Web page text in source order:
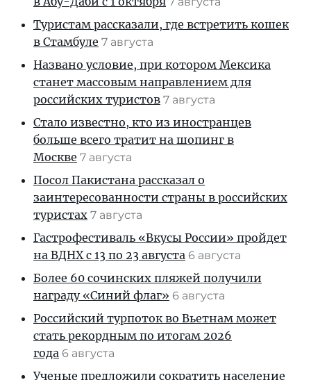
Туристам рассказали, где встретить кошек
в Стамбуле 7 августа
Названо условие, при котором Мексика
станет массовым направлением для
российских туристов 7 августа
Стало известно, кто из иностранцев
больше всего тратит на шопинг в
Москве 7 августа
Посол Пакистана рассказал о
заинтересованности страны в российских
туристах 7 августа
Гастрофестиваль «Вкусы России» пройдет
на ВДНХ с 13 по 23 августа 6 августа
Более 60 сочинских пляжей получили
награду «Синий флаг» 6 августа
Российский турпоток во Вьетнам может
стать рекордным по итогам 2026
года 6 августа
Ученые предложили сократить население